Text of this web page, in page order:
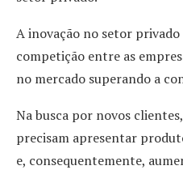
A inovação no setor
competição entre as
no mercado superando a
Na busca por novos
precisam apresentar
e, consequentemente,